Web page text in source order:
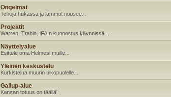
Ongelmat
Tehoja hukassa ja lämmöt nousee...
Projektit
Warren, Trabin, IFA:n kunnostus käynnissä...
Näyttelyalue
Esittele oma Helmesi muille...
Yleinen keskustelu
Kurkistelua muurin ulkopuolelle...
Gallup-alue
Kansan totuus on täällä!